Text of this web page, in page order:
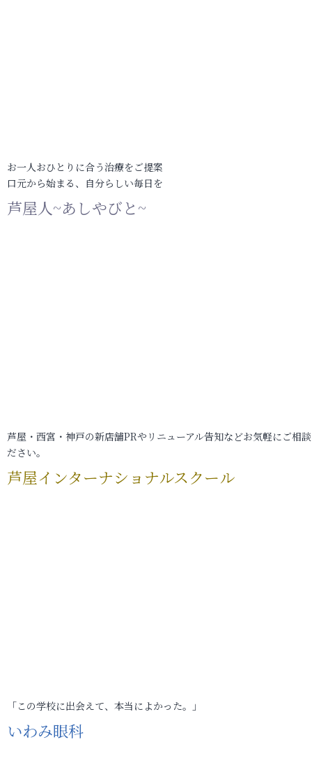
お一人おひとりに合う治療をご提案
口元から始まる、自分らしい毎日を
芦屋人~あしやびと~
芦屋・西宮・神戸の新店舗PRやリニューアル告知などお気軽にご相
ださい。
芦屋インターナショナルスクール
「この学校に出会えて、本当によかった。」
いわみ眼科